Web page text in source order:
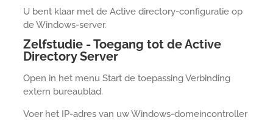
U bent klaar met de Active directory-configuratie op
de Windows-server.
Zelfstudie - Toegang tot de Active
Directory Server
Open in het menu Start de toepassing Verbinding
extern bureaublad.
Voer het IP-adres van uw Windows-domeincontroller